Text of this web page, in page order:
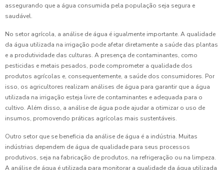
assegurando que a água consumida pela população seja segura e
saudável.
No setor agrícola, a análise de água é igualmente importante. A qualidade
da água utilizada na irrigação pode afetar diretamente a saúde das plantas
e a produtividade das culturas. A presença de contaminantes, como
pesticidas e metais pesados, pode comprometer a qualidade dos
produtos agrícolas e, consequentemente, a saúde dos consumidores. Por
isso, os agricultores realizam análises de água para garantir que a água
utilizada na irrigação esteja livre de contaminantes e adequada para o
cultivo. Além disso, a análise de água pode ajudar a otimizar o uso de
insumos, promovendo práticas agrícolas mais sustentáveis.
Outro setor que se beneficia da análise de água é a indústria. Muitas
indústrias dependem de água de qualidade para seus processos
produtivos, seja na fabricação de produtos, na refrigeração ou na limpeza.
A análise de água é utilizada para monitorar a qualidade da água utilizada